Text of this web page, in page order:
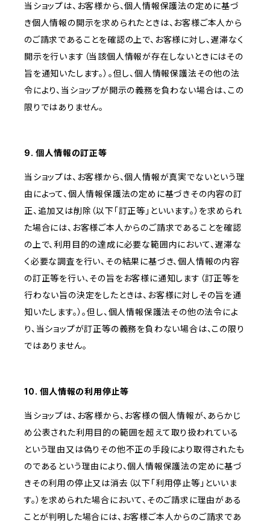
当ショップは、お客様から、個人情報保護法の定めに基づ
き個人情報の開示を求められたときは、お客様ご本人から
のご請求であることを確認の上で、お客様に対し、遅滞なく
開示を行います（当該個人情報が存在しないときにはその
旨を通知いたします。）。但し、個人情報保護法その他の法
令により、当ショップが開示の義務を負わない場合は、この
限りではありません。
9. 個人情報の訂正等
当ショップは、お客様から、個人情報が真実でないという理
由によって、個人情報保護法の定めに基づきその内容の訂
正、追加又は削除（以下「訂正等」といいます。）を求められ
た場合には、お客様ご本人からのご請求であることを確認
の上で、利用目的の達成に必要な範囲内において、遅滞な
く必要な調査を行い、その結果に基づき、個人情報の内容
の訂正等を行い、その旨をお客様に通知します（訂正等を
行わない旨の決定をしたときは、お客様に対しその旨を通
知いたします。）。但し、個人情報保護法その他の法令によ
り、当ショップが訂正等の義務を負わない場合は、この限り
ではありません。
10. 個人情報の利用停止等
当ショップは、お客様から、お客様の個人情報が、あらかじ
め公表された利用目的の範囲を超えて取り扱われている
という理由又は偽りその他不正の手段により取得されたも
のであるという理由により、個人情報保護法の定めに基づ
きその利用の停止又は消去（以下「利用停止等」といいま
す。）を求められた場合において、そのご請求に理由がある
ことが判明した場合には、お客様ご本人からのご請求であ